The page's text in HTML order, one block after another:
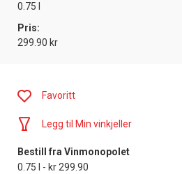
0.75 l
Pris:
299.90 kr
Favoritt
Legg til Min vinkjeller
Bestill fra Vinmonopolet
0.75 l - kr 299.90